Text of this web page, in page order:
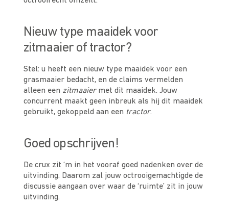
Nieuw type maaidek voor
zitmaaier of tractor?
Stel: u heeft een nieuw type maaidek voor een
grasmaaier bedacht, en de claims vermelden
alleen een zitmaaiermet dit maaidek. Jouw
concurrent maakt geen inbreuk als hij dit maaidek
gebruikt, gekoppeld aan een tractor.
Goed opschrijven!
De crux zit ‘m in het vooraf goed nadenken over de
uitvinding. Daarom zal jouw octrooigemachtigde de
discussie aangaan over waar de ‘ruimte’ zit in jouw
uitvinding.